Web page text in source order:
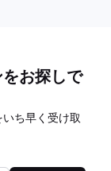
お探しで
ち早く受け取